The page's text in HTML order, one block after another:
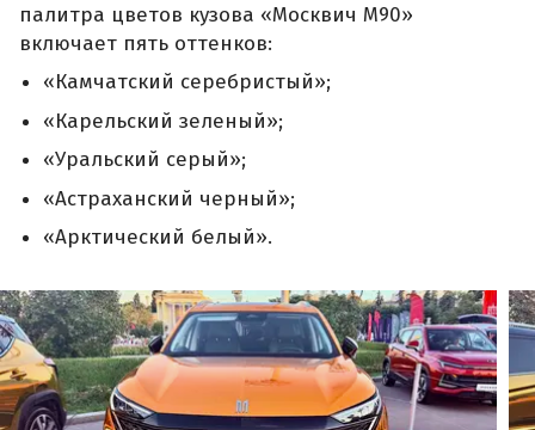
палитра цветов кузова «Москвич М90»
включает пять оттенков:
«Камчатский серебристый»;
«Карельский зеленый»;
«Уральский серый»;
«Астраханский черный»;
«Арктический белый».